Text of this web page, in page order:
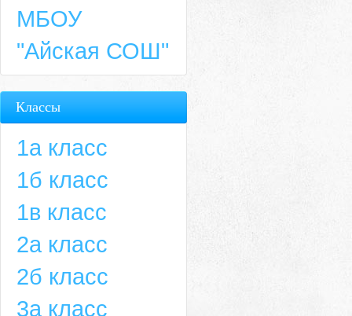
МБОУ
"Айская СОШ"
Классы
1а класс
1б класс
1в класс
2а класс
2б класс
3а класс